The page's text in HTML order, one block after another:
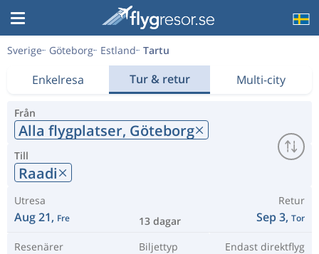
Sverige Göteborg Estland Tartu
Enkelresa Tur & retur Multi-city
Från
Alla flygplatser, Göteborg
Till
Raadi
Utresa
Aug 21, Fre 13 dagar
Retur
Sep 3, Tor
Resenärer Biljettyp Endast direktflyg